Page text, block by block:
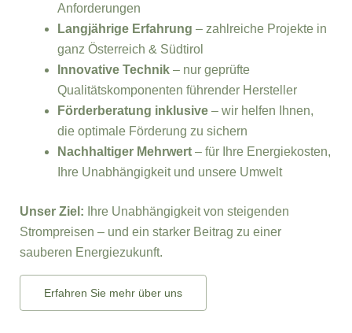
Anforderungen
Langjährige Erfahrung – zahlreiche Projekte in
ganz Österreich & Südtirol
Innovative Technik – nur geprüfte
Qualitätskomponenten führender Hersteller
Förderberatung inklusive – wir helfen Ihnen,
die optimale Förderung zu sichern
Nachhaltiger Mehrwert – für Ihre Energiekosten,
Ihre Unabhängigkeit und unsere Umwelt
Unser Ziel: Ihre Unabhängigkeit von steigenden
Strompreisen – und ein starker Beitrag zu einer
sauberen Energiezukunft.
Erfahren Sie mehr über uns